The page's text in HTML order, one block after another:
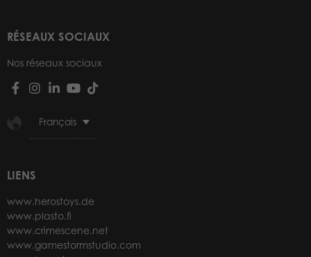
RÉSEAUX SOCIAUX
Nos réseaux sociaux
Français
LIENS
www.herostoys.de
www.plasto.fi
www.crimescene.net
www.gamestormstudio.com